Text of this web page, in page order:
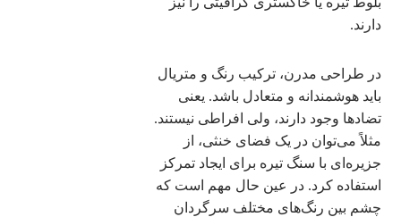
دارند.
در طراحی مدرن، ترکیب رنگ و متریال
باید هوشمندانه و متعادل باشد. یعنی
تضادها وجود دارند، ولی افراطی نیستند.
مثلاً می‌توان در یک فضای خنثی، از
جزیره‌ای با سنگ تیره برای ایجاد تمرکز
استفاده کرد. در عین حال مهم است که
چشم بین رنگ‌های مختلف سرگردان